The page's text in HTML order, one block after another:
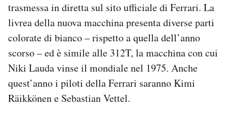
Hai bisogno di aiuto?
Esci
trasmessa in diretta sul sito ufficiale di Ferrari. La
livrea della nuova macchina presenta diverse parti
colorate di bianco – rispetto a quella dell’anno
scorso – ed è simile alle 312T, la macchina con cui
Niki Lauda vinse il mondiale nel 1975. Anche
quest’anno i piloti della Ferrari saranno Kimi
Räikkönen e Sebastian Vettel.